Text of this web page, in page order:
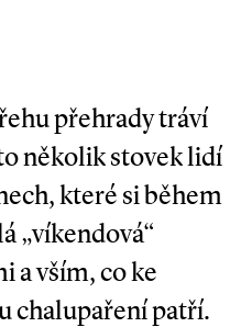
přehrady tráví
několik stovek lidí
které si během
„víkendová“
a vším, co ke
chalupaření patří.